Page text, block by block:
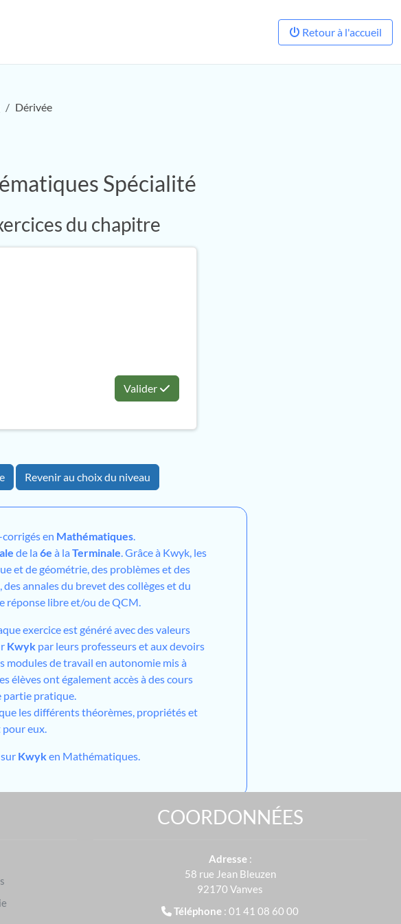
Retour à l'accueil
Dérivée
Spécialité
du chapitre
Valider
Revenir au choix du niveau
en Mathématiques
de la 6e à la Terminale . Grâce à Kwyk, les
et de géométrie, des problèmes et des
annales du brevet des collèges et du
réponse libre et/ou de QCM.
exercice est généré avec des valeurs
Kwyk par leurs professeurs et aux devoirs
modules de travail en autonomie mis à
élèves ont également accès à des cours
pratique.
les différents théorèmes, propriétés et
eux.
Kwyken Mathématiques.
COORDONNÉES
Adresse :
58 rue Jean Bleuzen
92170 Vanves
Téléphone : 01 41 08 60 00